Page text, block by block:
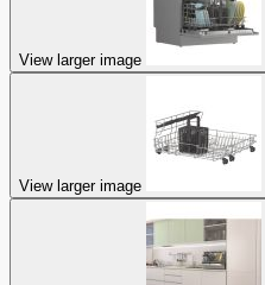
View larger image
View larger image